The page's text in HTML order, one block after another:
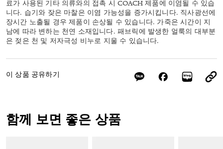
료가 사용된 기타 의류와의 접촉 시 COACH 제품에 이염될 수 있습
니다. 습기와 잦은 마찰은 이염 가능성을 증가시킵니다. 직사광선에
장시간 노출될 경우 제품이 손상될 수 있습니다. 가죽은 시간이 지
남에 따라 변하는 천연 소재입니다. 패브릭에 발생한 얼룩의 대부분
은 젖은 천 및 저자극성 비누로 지울 수 있습니다.
이 상품 공유하기
함께 보면 좋은 상품